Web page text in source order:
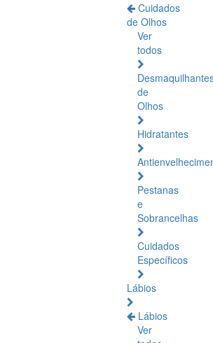
Cuidados
de Olhos
Ver
todos
de
Olhos
Hidratantes
Pestanas
e
Sobrancelhas
Cuidados
Específicos
Lábios
Lábios
Ver